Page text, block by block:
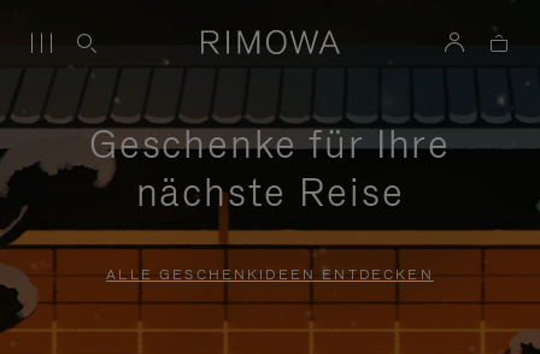
Geschenke für Ihre
nächste Reise
ALLE GESCHENKIDEEN ENTDECKEN